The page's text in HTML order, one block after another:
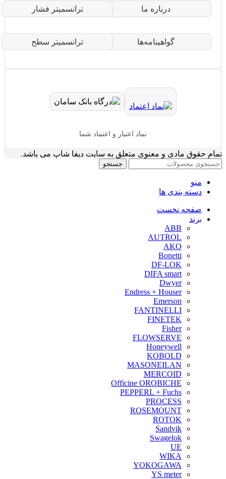
درباره ما
گواهینامه‌ها
ترانسمیتر فشار
ترانسمیتر سطح
نماد اعتبار و اعتماد شما
تمام حقوق مادی و معنوی متعلق به سایت دیفا شاپ می باشد.
جستجو
منو
دسته بندی ها
صفحه نخست
برند
ABB
AUTROL
AKO
Bonetti
DF-LOK
DIFA smart
Dwyer
Endress + Houser
Emerson
FANTINELLI
FINETEK
Fisher
FLOWSERVE
Honeywell
KOBOLD
MASONEILAN
MERCOID
Officine OROBICHE
PEPPERL + Fuchs
PROCESS
ROSEMOUNT
ROTOK
Sandvik
Swagelok
UE
WIKA
YOKOGAWA
YS meter